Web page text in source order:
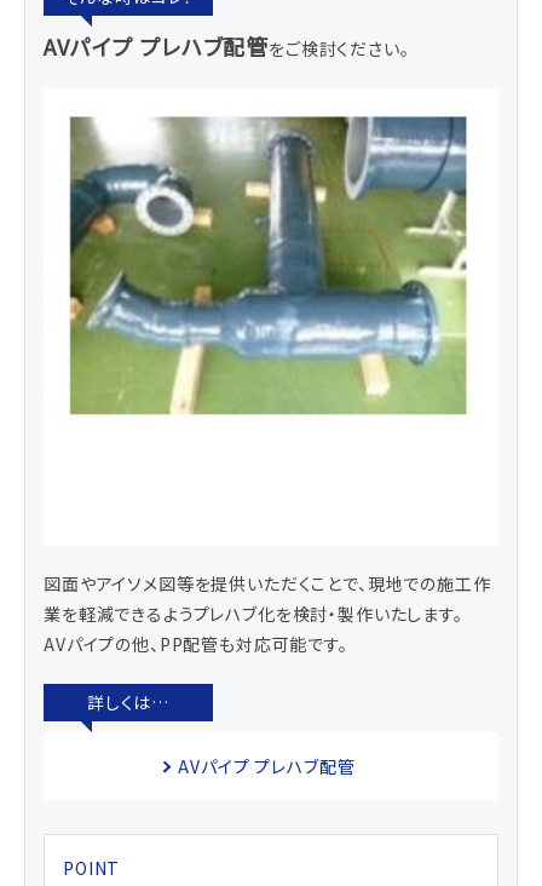
AVパイプ プレハブ配管をご検討ください。
図面やアイソメ図等を提供いただくことで、現地での施工作
業を軽減できるようプレハブ化を検討・製作いたします。
AVパイプの他、PP配管も対応可能です。
AVパイプ プレハブ配管